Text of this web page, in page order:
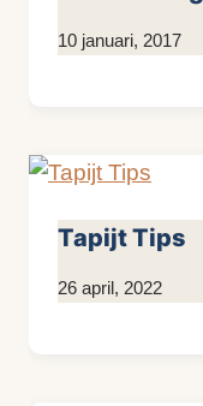
Door
10 januari, 2017
Tapijt Tips
Door
26 april, 2022